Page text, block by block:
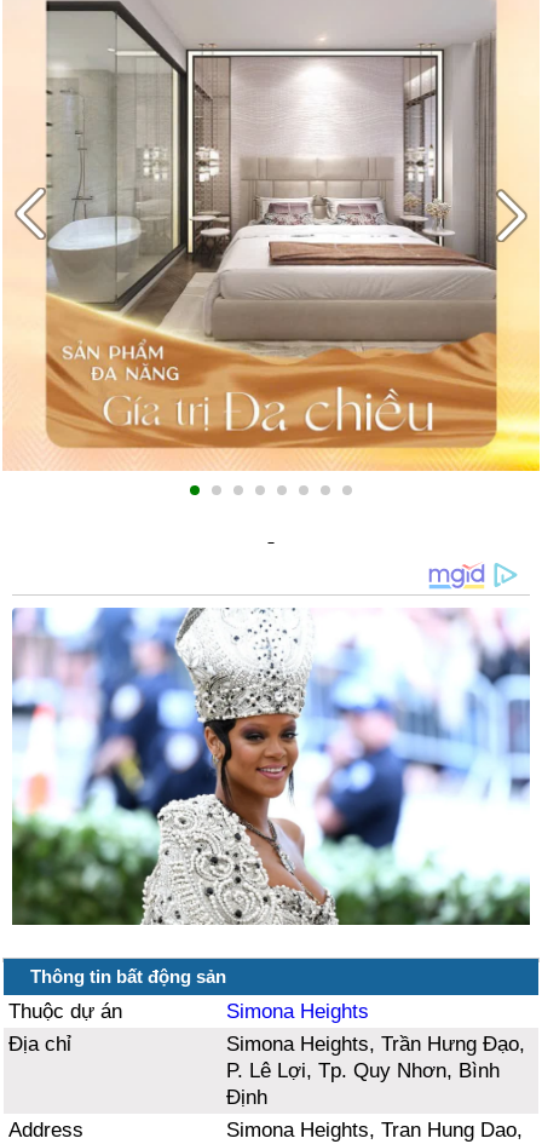
Thông tin bất động sản
Thuộc dự án
Simona Heights
Địa chỉ
Simona Heights, Trần Hưng Đạo,
P. Lê Lợi, Tp. Quy Nhơn, Bình
Định
Address
Simona Heights, Tran Hung Dao,